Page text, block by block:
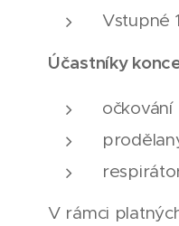
Vstupné
Účastníky
očkování
V rámci